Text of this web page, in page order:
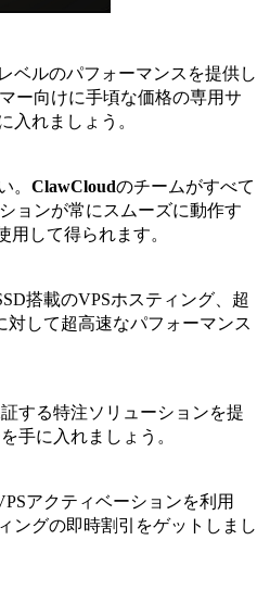
ベルのパフォーマンスを提供し
ー向けに手頃な価格の専用サ
入れましょう。
。 ClawCloudのチームがすべて
ョンが常にスムーズに動作す
用して得られます。
搭載のVPSホスティング、超
して超高速なパフォーマンス
する特注ソリューションを提
手に入れましょう。
アクティベーションを利用
ングの即時割引をゲットしまし